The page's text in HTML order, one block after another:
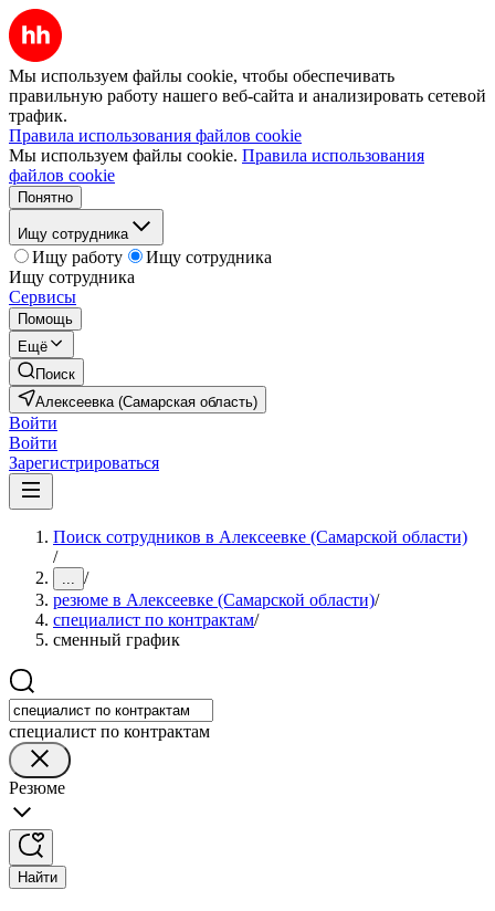
Мы используем файлы cookie, чтобы обеспечивать
правильную работу нашего веб-сайта и анализировать сетевой
трафик.
Правила использования файлов cookie
Мы используем файлы cookie. Правила использования
файлов cookie
Понятно
Ищу сотрудника
Ищу работу
Ищу сотрудника
Ищу сотрудника
Сервисы
Помощь
Ещё
Поиск
Алексеевка (Самарская область)
Войти
Войти
Зарегистрироваться
Поиск сотрудников в Алексеевке (Самарской области)
/
... /
резюме в Алексеевке (Самарской области)/
специалист по контрактам/
сменный график
специалист по контрактам
Резюме
Найти